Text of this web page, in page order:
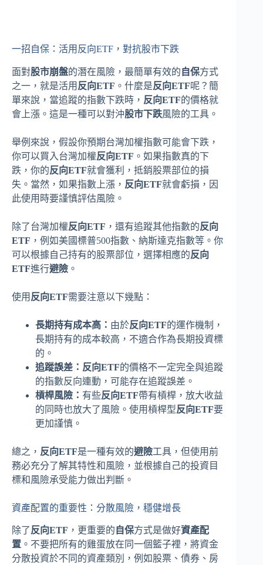
一招自保：活用反向ETF，對抗股市下跌
面對股市崩盤的潛在風險，最簡單有效的 自保方式
之一，就是活用 反向ETF 。什麼是反向ETF呢？簡
單來說，當追蹤的指數下跌時， 反向ETF的價格就
會上漲。這是一種可以對沖股市下跌風險的工具。
舉例來說，假設你預期台灣加權指數可能會下跌，
你可以買入台灣加權反向ETF 。如果指數真的下
跌，你的反向ETF就會獲利，抵銷股票部位的損
失。當然，如果指數上漲， 反向ETF就會虧損，因
此使用時要謹慎評估風險。
除了台灣加權反向ETF ，還有追蹤其他指數的反向
ETF ，例如美國標普500指數、納斯達克指數等。你
可以根據自己持有的股票部位，選擇相應的反向
ETF進行避險 。
使用 反向ETF需要注意以下幾點：
長期持有成本高： 由於反向ETF的運作機制，
長期持有的成本較高，不適合作為長期投資標
的。
追蹤誤差： 反向ETF的價格不一定完全與追蹤
的指數反向連動，可能存在追蹤誤差。
槓桿風險： 有些反向ETF帶有槓桿，放大收益
的同時也放大了風險。使用槓桿型反向ETF要
更加謹慎。
總之， 反向ETF是一種有效的避險工具，但使用前
務必充分了解其特性和風險，並根據自己的投資目
標和風險承受能力做出判斷。
資產配置的重要性：分散風險，穩健增長
除了反向ETF ，更重要的 自保方式是做好資產配
置 。不要把所有的雞蛋放在同一個籃子裡，將資金
分散投資於不同的資產類別，例如股票、債券、房